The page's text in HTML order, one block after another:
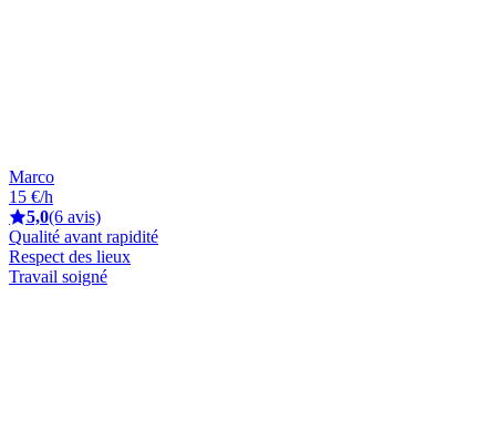
Marco
15 €/h
5,0(6 avis)
Qualité avant rapidité
Respect des lieux
Travail soigné